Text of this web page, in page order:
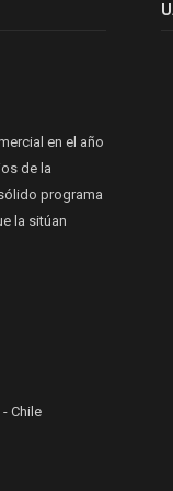
en el año
de la
programa
la sitúan
Chile